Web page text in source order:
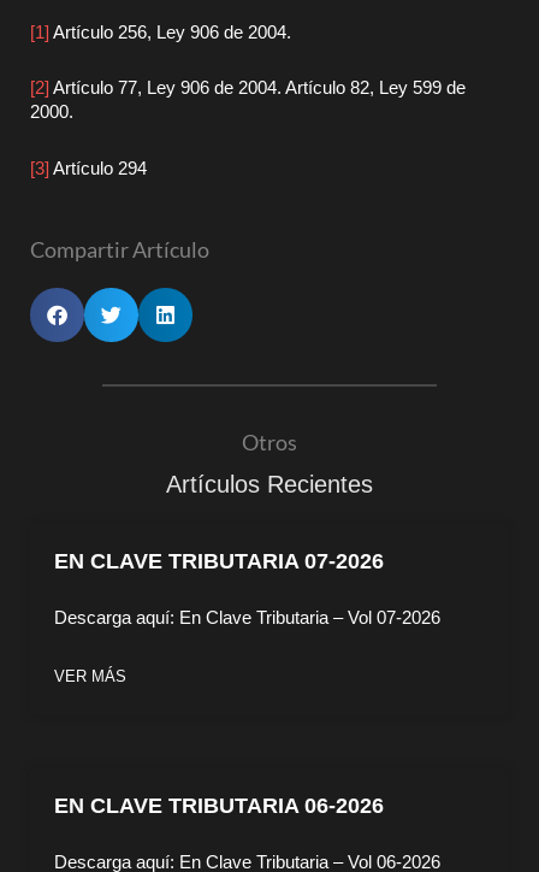
[1] Artículo 256, Ley 906 de 2004.
[2] Artículo 77, Ley 906 de 2004. Artículo 82, Ley 599 de
2000.
[3] Artículo 294
Compartir Artículo
Otros
Artículos Recientes
EN CLAVE TRIBUTARIA 07-2026
Descarga aquí: En Clave Tributaria – Vol 07-2026
VER MÁS
EN CLAVE TRIBUTARIA 06-2026
Descarga aquí: En Clave Tributaria – Vol 06-2026